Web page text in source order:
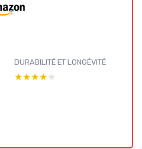
DURABILITÉ ET LONGÉVITÉ
★★★★★
★★★★★